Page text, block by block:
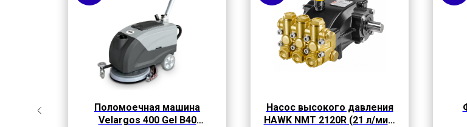
Поломоечная машина
Velargos 400 Gel B40
Насос высокого давления
HAWK NMT 2120R (21 л/мин,